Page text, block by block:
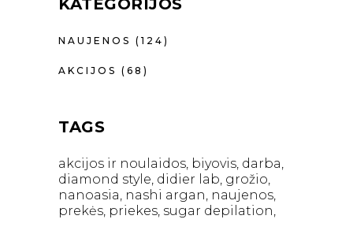
KATEGORIJOS
NAUJENOS (124)
AKCIJOS (68)
TAGS
akcijos ir noulaidos biyovis darba
diamond style didier lab grožio
nanoasia nashi argan naujenos
prekės priekes sugar depilation